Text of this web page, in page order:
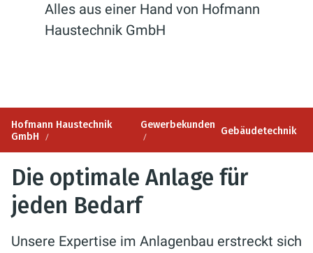
Alles aus einer Hand von Hofmann
Haustechnik GmbH
Hofmann Haustechnik
GmbH
Gewerbekunden Gebäudetechnik
Die optimale Anlage für
jeden Bedarf
Unsere Expertise im Anlagenbau erstreckt sich